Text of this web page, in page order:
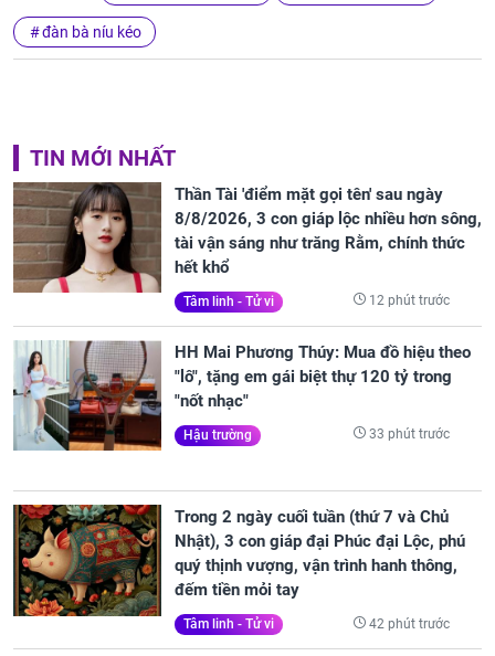
đàn bà níu kéo
TIN MỚI NHẤT
Thần Tài 'điểm mặt gọi tên' sau ngày
8/8/2026, 3 con giáp lộc nhiều hơn sông,
tài vận sáng như trăng Rằm, chính thức
hết khổ
Tâm linh - Tử vi 12 phút trước
HH Mai Phương Thúy: Mua đồ hiệu theo
"lô", tặng em gái biệt thự 120 tỷ trong
"nốt nhạc"
Hậu trường 33 phút trước
Trong 2 ngày cuối tuần (thứ 7 và Chủ
Nhật), 3 con giáp đại Phúc đại Lộc, phú
quý thịnh vượng, vận trình hanh thông,
đếm tiền mỏi tay
Tâm linh - Tử vi 42 phút trước